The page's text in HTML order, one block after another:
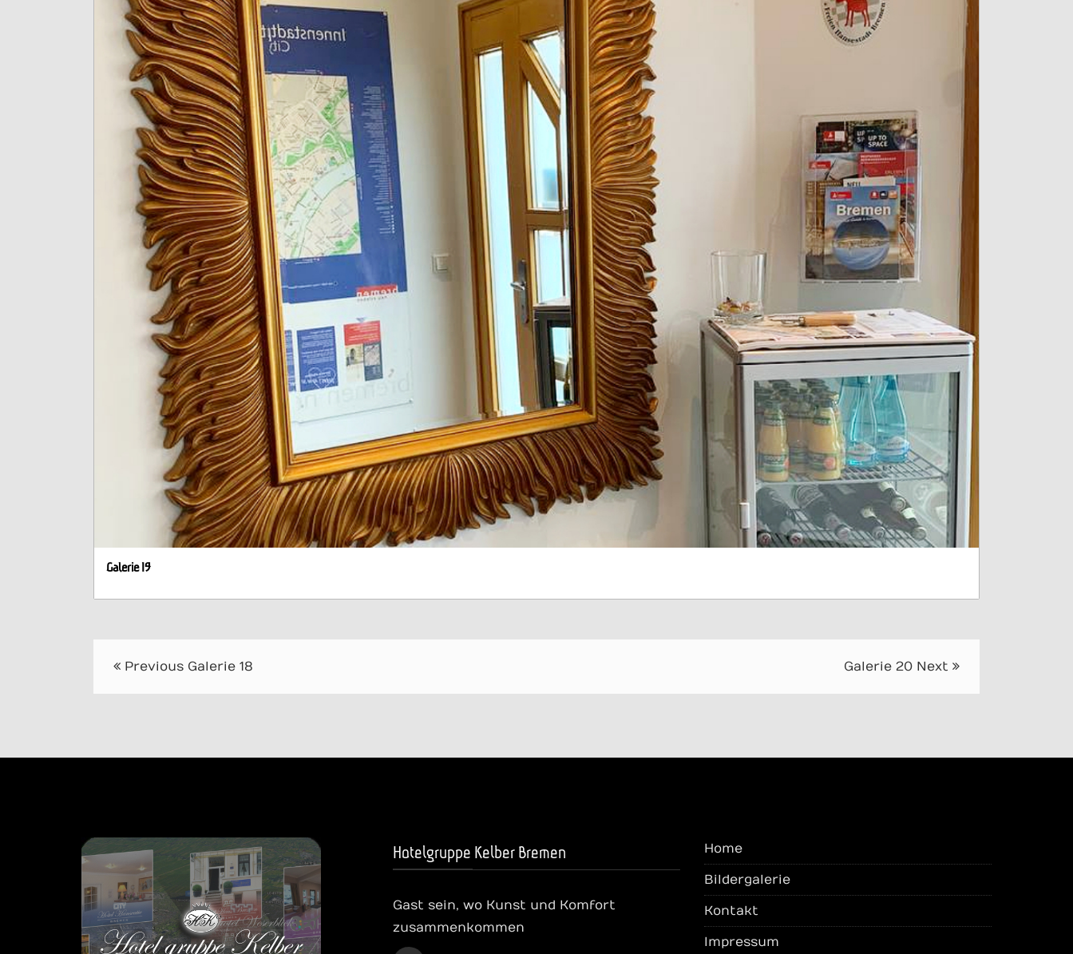
Galerie 19
Beitrags-
Previous Galerie 18 Galerie 20 Next
Hotelgruppe Kelber Bremen
Gast sein, wo Kunst und Komfort
zusammenkommen
Home
Bildergalerie
Kontakt
Impressum